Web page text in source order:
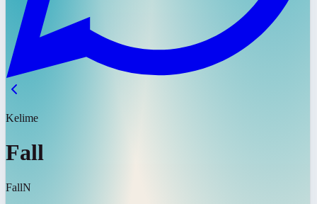
Kelime
Fall
FallN